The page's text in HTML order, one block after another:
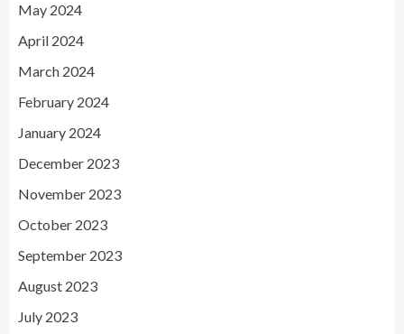
May 2024
April 2024
March 2024
February 2024
January 2024
December 2023
November 2023
October 2023
September 2023
August 2023
July 2023